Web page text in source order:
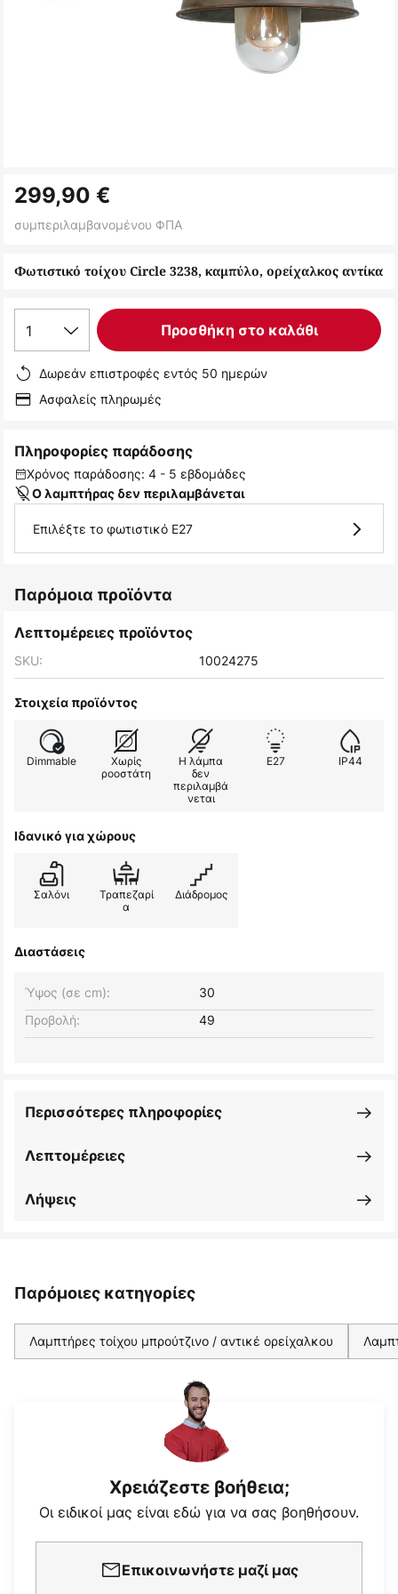
στην
αρχή
συλλογής
Φωτιστικό τοίχου Circle 3238, καμπύλο, ορείχαλκος αντίκα
299,90 €
συμπεριλαμβανομένου ΦΠΑ
1 Προσθήκη στο καλάθι
Δωρεάν επιστροφές εντός 50 ημερών
Ασφαλείς πληρωμές
Πληροφορίες παράδοσης
Χρόνος παράδοσης: 4 - 5 εβδομάδες
Ο λαμπτήρας δεν περιλαμβάνεται
Επιλέξτε το φωτιστικό E27
Παρόμοια προϊόντα
Λεπτομέρειες προϊόντος
SKU: 10024275
Στοιχεία προϊόντος
Dimmable
Χωρίς
ροοστάτη
Η λάμπα
δεν
περιλαμβά
νεται
E27 IP44
Ιδανικό για χώρους
Σαλόνι
Τραπεζαρί
α
Διάδρομος
Διαστάσεις
Ύψος (σε cm):
30
Προβολή:
49
Λεπτομέρειες
Περισσότερες πληροφορίες
Λήψεις
Παρόμοιες κατηγορίες
Λαμπτήρες τοίχου μπρούτζινο / αντικέ ορείχαλκου
Χρειάζεστε βοήθεια;
Οι ειδικοί μας είναι εδώ για να σας βοηθήσουν.
Επικοινωνήστε μαζί μας